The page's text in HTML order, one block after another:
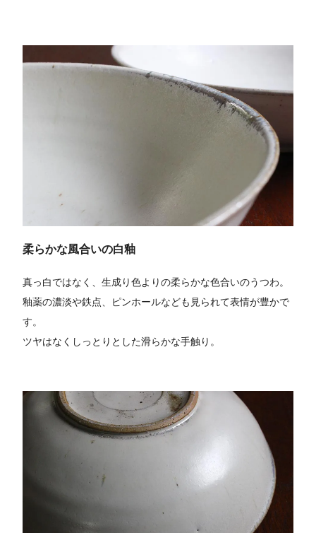
柔らかな風合いの白釉
真っ白ではなく、生成り色よりの柔らかな色合いのうつわ。
釉薬の濃淡や鉄点、ピンホールなども見られて表情が豊かで
す。
ツヤはなくしっとりとした滑らかな手触り。